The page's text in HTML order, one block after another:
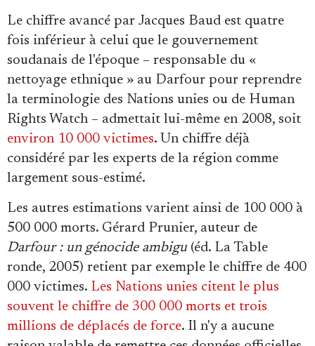
Le chiffre avancé par Jacques Baud est quatre
fois inférieur à celui que le gouvernement
soudanais de l'époque – responsable du «
nettoyage ethnique » au Darfour pour reprendre
la terminologie des Nations unies ou de Human
Rights Watch – admettait lui-même en 2008, soit
environ 10 000 victimes. Un chiffre déjà
considéré par les experts de la région comme
largement sous-estimé.
Les autres estimations varient ainsi de 100 000 à
500 000 morts. Gérard Prunier, auteur de
Darfour : un génocide ambigu(éd. La Table
ronde, 2005) retient par exemple le chiffre de 400
000 victimes. Les Nations unies citent le plus
souvent le chiffre de 300 000 morts et trois
millions de déplacés de force. Il n'y a aucune